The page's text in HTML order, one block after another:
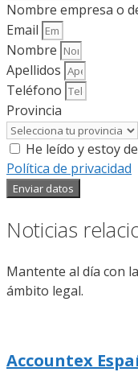
Nombre empresa o
Email
Nombre
Apellidos
Teléfono
Provincia
He leído y estoy
Política de privacidad
Enviar datos
Noticias
Mantente al día con
ámbito legal.
Accountex